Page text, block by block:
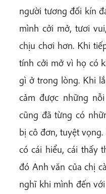
người tương đối kín
mình cởi mở, tươi
chịu chơi hơn. Khi
tính cởi mở vì họ có
gì ở trong lòng. Khi
cảm được những
cũng đã từng có
bị cô đơn, tuyệt
có cái hiểu, cái thấy
đó Anh văn của chị
nghĩ khi mình đến